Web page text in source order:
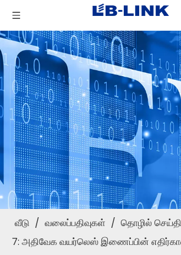
வீடு / வலைப்பதிவுகள் / தொழில்
7: அதிவேக வயர்லெஸ் இணைப்பின்